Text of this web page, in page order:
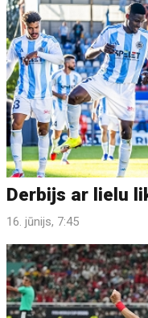
Derbijs ar lielu
16. jūnijs, 7:45